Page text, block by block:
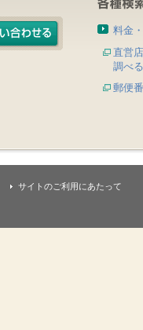
料金
直営
調べる
郵便
サイトのご利用にあたって